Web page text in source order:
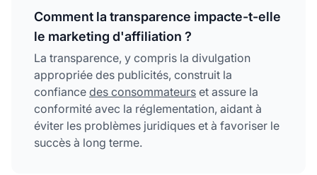
Comment la transparence impacte-t-elle
le marketing d'affiliation ?
La transparence, y compris la divulgation
appropriée des publicités, construit la
confiance des consommateurs et assure la
conformité avec la réglementation, aidant à
éviter les problèmes juridiques et à favoriser le
succès à long terme.